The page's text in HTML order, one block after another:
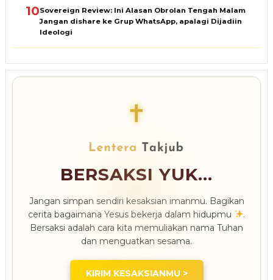
10Sovereign Review: Ini Alasan Obrolan Tengah Malam
Jangan dishare ke Grup WhatsApp, apalagi Dijadiin
Ideologi
✝
BERSAKSI YUK...
Jangan simpan sendiri kesaksian imanmu. Bagikan
cerita bagaimana Yesus bekerja dalam hidupmu
.
Bersaksi adalah cara kita memuliakan nama Tuhan
dan menguatkan sesama.
KIRIM KESAKSIANMU >